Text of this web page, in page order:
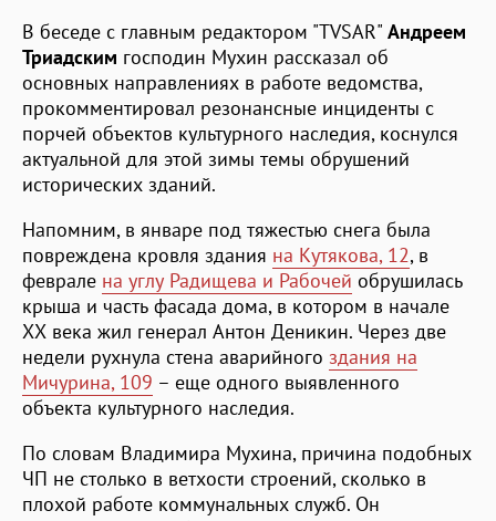
В беседе с главным редактором "TVSAR" Андреем
Триадским господин Мухин рассказал об
основных направлениях в работе ведомства,
прокомментировал резонансные инциденты с
порчей объектов культурного наследия, коснулся
актуальной для этой зимы темы обрушений
исторических зданий.
Напомним, в январе под тяжестью снега была
повреждена кровля здания на Кутякова, 12, в
феврале на углу Радищева и Рабочей обрушилась
крыша и часть фасада дома, в котором в начале
ХХ века жил генерал Антон Деникин. Через две
недели рухнула стена аварийного здания на
Мичурина, 109 – еще одного выявленного
объекта культурного наследия.
По словам Владимира Мухина, причина подобных
ЧП не столько в ветхости строений, сколько в
плохой работе коммунальных служб. Он